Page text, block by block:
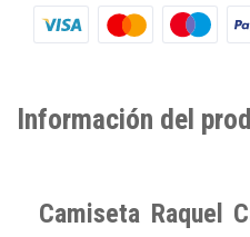
Información del
Camiseta Raquel